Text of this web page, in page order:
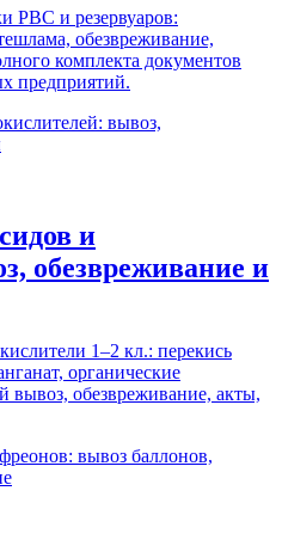
РВС и резервуаров:
обезвреживание,
комплекта документов
предприятий.
и
обезвреживание и
1–2 кл.: перекись
органические
обезвреживание, акты,